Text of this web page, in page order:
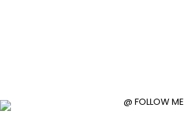
@ FOLLOW ME